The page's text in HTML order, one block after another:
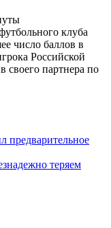
клуба
число баллов в
Российской
своего партнера по
предварительное
теряем